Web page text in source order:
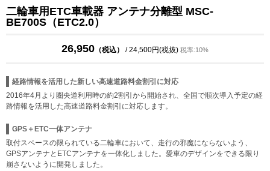
二輪車用ETC車載器 アンテナ分離型 MSC-
BE700S（ETC2.0）
26,950 （税込） / 24,500円(税抜) 税率:10%
経路情報を活用した新しい高速道路料金割引に対応
2016年4月より圏央道利用時の約2割引から開始され、全国で順次導入予定の経
路情報を活用した高速道路料金割引に対応します。
GPS＋ETC一体アンテナ
取付スペースの限られている二輪車において、走行の邪魔にならないよう、
GPSアンテナとETCアンテナを一体化しました。愛車のデザインをできる限り
崩さないように開発しました。